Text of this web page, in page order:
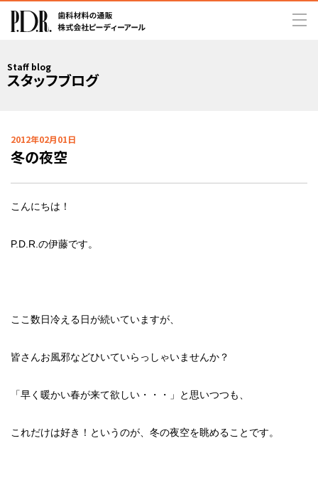
Staff blog
スタッフブログ
2012年02月01日
冬の夜空
こんにちは！
P.D.R.の伊藤です。
ここ数日冷える日が続いていますが、
皆さんお風邪などひいていらっしゃいませんか？
「早く暖かい春が来て欲しい・・・」と思いつつも、
これだけは好き！というのが、冬の夜空を眺めることです。